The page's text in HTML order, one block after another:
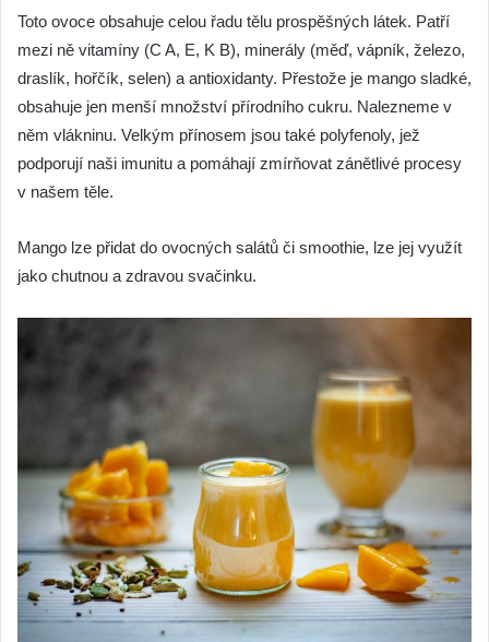
Toto ovoce obsahuje celou řadu tělu prospěšných látek. Patří
mezi ně vitamíny (C A, E, K B), minerály (měď, vápník, železo,
draslík, hořčík, selen) a antioxidanty. Přestože je mango sladké,
obsahuje jen menší množství přírodního cukru. Nalezneme v
něm vlákninu. Velkým přínosem jsou také polyfenoly, jež
podporují naši imunitu a pomáhají zmírňovat zánětlivé procesy
v našem těle.
Mango lze přidat do ovocných salátů či smoothie, lze jej využít
jako chutnou a zdravou svačinku.